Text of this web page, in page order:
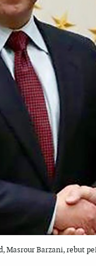
Masrour Barzani, rebut